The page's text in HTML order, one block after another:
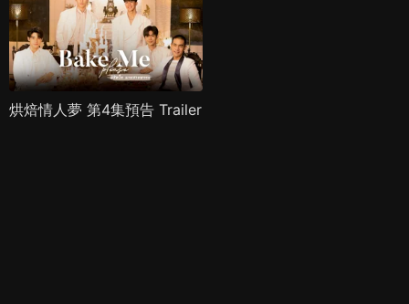
烘焙情人夢 第4集預告 Trailer